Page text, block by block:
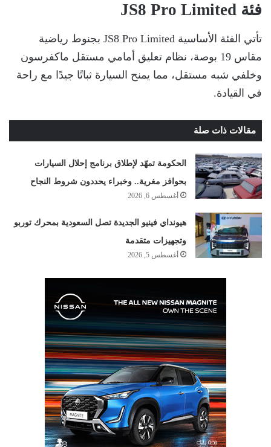
فئة JS8 Pro Limited
تأتي الفئة الأساسية JS8 Pro Limited بجنوط رياضية
مقاس 19 بوصة، نظام تعليق أمامي مستقل ماكفرسون
وخلفي شبه مستقل، مما يمنح السيارة ثباتًا جيدًا مع راحة
في القيادة.
مقالات ذات صلة
الحكومة تمهّد لإطلاق برنامج إحلال السيارات
بحوافز مغرية.. وخبراء يحددون شروط النجاح
أغسطس 6, 2026
هيونداي فينيو الجديدة تصل السعودية بمحرك توربو
وتجهيزات متقدمة
أغسطس 5, 2026